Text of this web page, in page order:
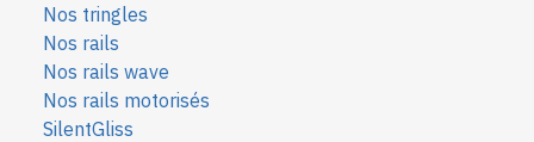
Nos tringles
Nos rails
Nos rails wave
Nos rails motorisés
SilentGliss